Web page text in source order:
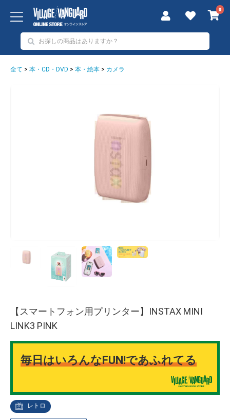
0
全て > 本・CD・DVD > 本・絵本 > カメラ
レトロ
【スマートフォン用プリンター】INSTAX MINI
LINK3 PINK
毎日はいろんなFUN!であふれてる